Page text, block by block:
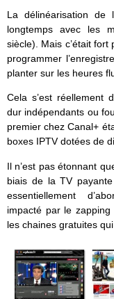
La délinéarisation
longtemps avec les
siècle). Mais c’était
programmer
planter sur les heures
Cela s’est réellement
dur indépendants ou
premier chez Canal+
boxes IPTV dotées de
Il n’est pas étonnant
biais de la TV
essentiellement
impacté par le
les chaines gratuites